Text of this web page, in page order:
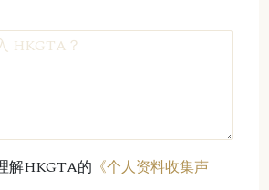
解HKGTA的 《个人资料收集声